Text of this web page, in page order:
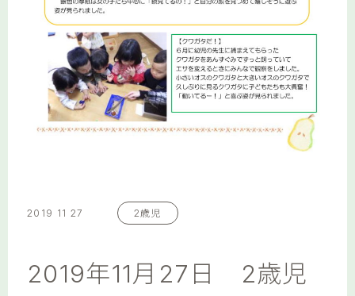
2019 11 27 2歳児
2019年11月27日 2歳児